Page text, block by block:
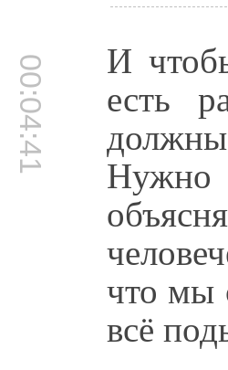
00:04:41 И
есть
Нужно
что мы
всё